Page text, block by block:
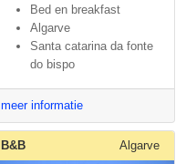
Bed en breakfast
Algarve
Santa catarina da fonte
do bispo
meer informatie
B&B Algarve